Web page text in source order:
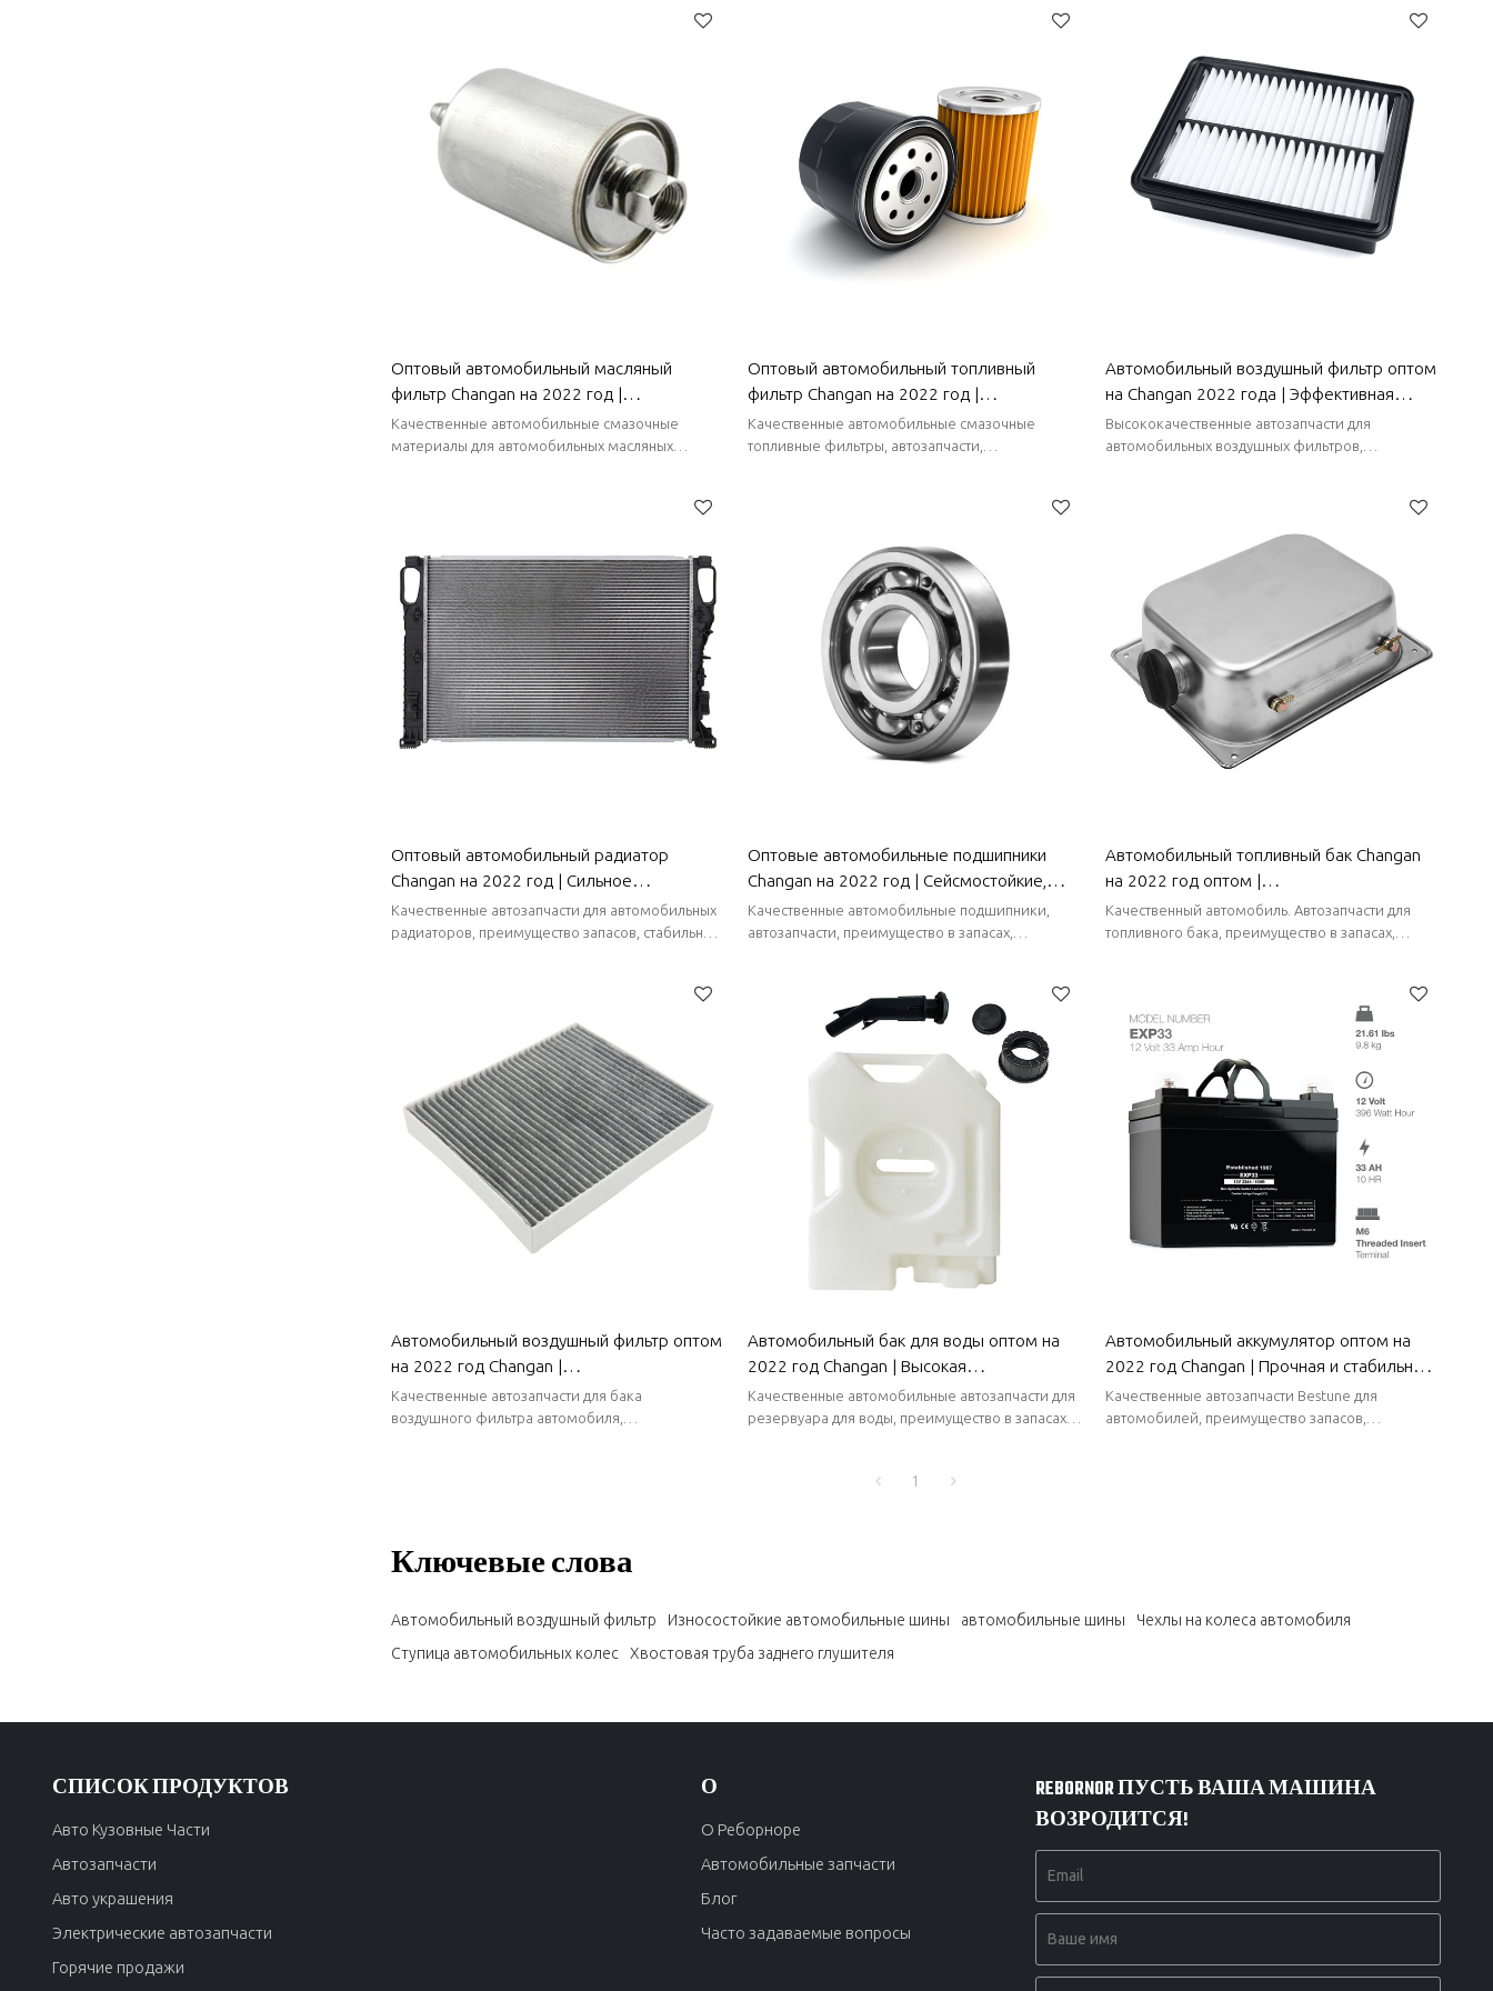
Оптовый автомобильный масляный
фильтр Changan на 2022 год |
Эффективная фильтрация, повышающая
топливную экономичность | Автозапчасти
Качественные автомобильные смазочные
материалы для автомобильных масляных
Оптовый автомобильный топливный
фильтр Changan на 2022 год |
Эффективная фильтрация, повышающая
топливную экономичность | Автозапчасти
Качественные автомобильные смазочные
топливные фильтры, автозапчасти,
Автомобильный воздушный фильтр оптом
на Changan 2022 года | Эффективная
фильтрация, долговечность и простота
замены | Автозапчасти для кузова
Высококачественные автозапчасти для
автомобильных воздушных фильтров,
Оптовый автомобильный радиатор
Changan на 2022 год | Сильное
рассеивание тепла, быстрое снижение
тепла и устойчивость к коррозии |
Качественные автозапчасти для автомобильных
радиаторов, преимущество запасов, стабильные
Оптовые автомобильные подшипники
Changan на 2022 год | Сейсмостойкие,
износостойкие и коррозионностойкие |
Автозапчасти для кузова Changan
Качественные автомобильные подшипники,
автозапчасти, преимущество в запасах,
Автомобильный топливный бак Changan
на 2022 год оптом |
Водонепроницаемость и защита от
коррозии, долговечность и простота
Качественный автомобиль. Автозапчасти для
топливного бака, преимущество в запасах,
Автомобильный воздушный фильтр оптом
на 2022 год Changan |
Электростатическое волокно,
высокоэффективная фильтрация |
Качественные автозапчасти для бака
воздушного фильтра автомобиля,
Автомобильный бак для воды оптом на
2022 год Changan | Высокая
термостойкость и высокая герметизация |
Автозапчасти для кузова Changan
Качественные автомобильные автозапчасти для
резервуара для воды, преимущество в запасах,
Автомобильный аккумулятор оптом на
2022 год Changan | Прочная и стабильная
зарядка | Автозапчасти для кузова
Changan
Качественные автозапчасти Bestune для
автомобилей, преимущество запасов,
1
Ключевые слова
Автомобильный воздушный фильтр Износостойкие автомобильные шины автомобильные шины
Чехлы на колеса автомобиля
Ступица автомобильных колес
Хвостовая труба заднего глушителя
СПИСОК ПРОДУКТОВ
Авто Кузовные Части
Автозапчасти
Авто украшения
Электрические автозапчасти
Горячие продажи
О
О Реборноре
Автомобильные запчасти
Блог
Часто задаваемые вопросы
REBORNOR ПУСТЬ ВАША МАШИНА
ВОЗРОДИТСЯ!